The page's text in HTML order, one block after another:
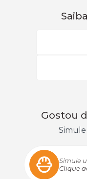
Gostou
Simule
Clique